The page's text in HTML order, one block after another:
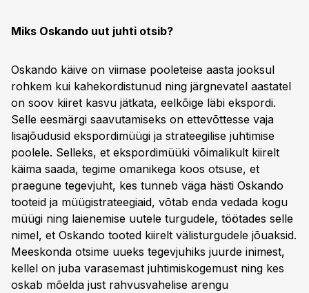
Miks Oskando uut juhti otsib?
Oskando käive on viimase pooleteise aasta jooksul
rohkem kui kahekordistunud ning järgnevatel aastatel
on soov kiiret kasvu jätkata, eelkõige läbi ekspordi.
Selle eesmärgi saavutamiseks on ettevõttesse vaja
lisajõudusid ekspordimüügi ja strateegilise juhtimise
poolele. Selleks, et ekspordimüüki võimalikult kiirelt
käima saada, tegime omanikega koos otsuse, et
praegune tegevjuht, kes tunneb väga hästi Oskando
tooteid ja müügistrateegiaid, võtab enda vedada kogu
müügi ning laienemise uutele turgudele, töötades selle
nimel, et Oskando tooted kiirelt välisturgudele jõuaksid.
Meeskonda otsime uueks tegevjuhiks juurde inimest,
kellel on juba varasemast juhtimiskogemust ning kes
oskab mõelda just rahvusvahelise arengu